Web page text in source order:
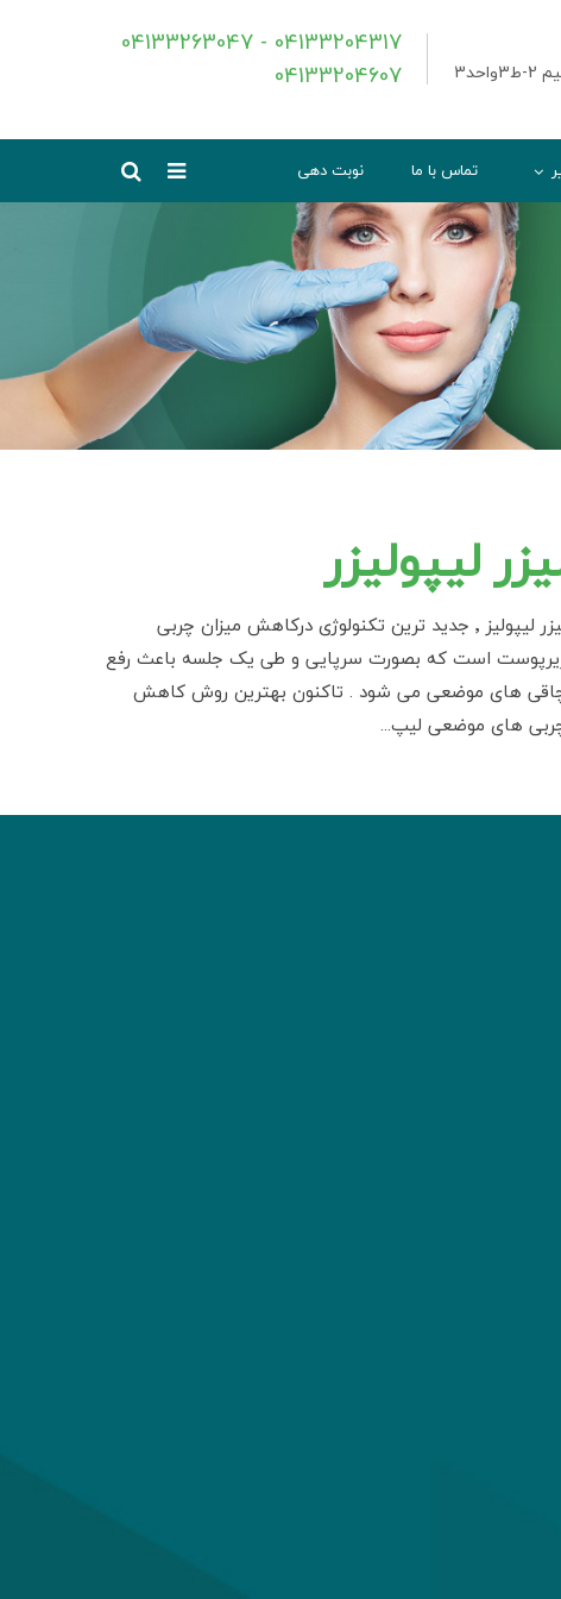
04133263047 - 04133204317
04133204607
تماس با ما نوبت دهی
لیپولیزر
لیزر لیپولیز ٬ جدید ترین تکنولوژی درکاهش میزان چربی
است که بصورت سرپایی و طی یک جلسه باعث رفع
های موضعی می شود . تاکنون بهترین روش کاهش
های موضعی لیپ...